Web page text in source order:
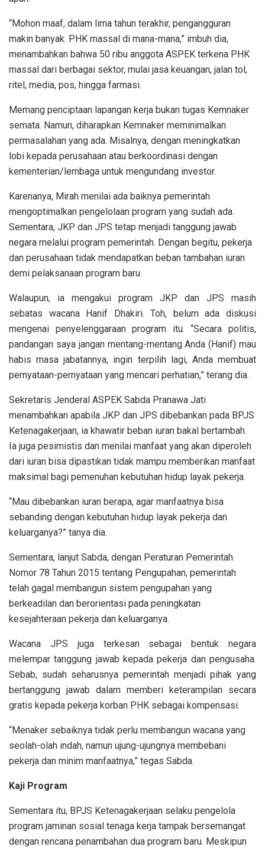
“Mohon maaf, dalam lima tahun terakhir, pengangguran
makin banyak. PHK massal di mana-mana,” imbuh dia,
menambahkan bahwa 50 ribu anggota ASPEK terkena PHK
massal dari berbagai sektor, mulai jasa keuangan, jalan tol,
ritel, media, pos, hingga farmasi.
Memang penciptaan lapangan kerja bukan tugas Kemnaker
semata. Namun, diharapkan Kemnaker meminimalkan
permasalahan yang ada. Misalnya, dengan meningkatkan
lobi kepada perusahaan atau berkoordinasi dengan
kementerian/lembaga untuk mengundang investor.
Karenanya, Mirah menilai ada baiknya pemerintah
mengoptimalkan pengelolaan program yang sudah ada.
Sementara, JKP dan JPS tetap menjadi tanggung jawab
negara melalui program pemerintah. Dengan begitu, pekerja
dan perusahaan tidak mendapatkan beban tambahan iuran
demi pelaksanaan program baru.
Walaupun, ia mengakui program JKP dan JPS masih
sebatas wacana Hanif Dhakiri. Toh, belum ada diskusi
mengenai penyelenggaraan program itu. “Secara politis,
pandangan saya jangan mentang-mentang Anda (Hanif) mau
habis masa jabatannya, ingin terpilih lagi, Anda membuat
pernyataan-pernyataan yang mencari perhatian,” terang dia.
Sekretaris Jenderal ASPEK Sabda Pranawa Jati
menambahkan apabila JKP dan JPS dibebankan pada BPJS
Ketenagakerjaan, ia khawatir beban iuran bakal bertambah.
Ia juga pesimistis dan menilai manfaat yang akan diperoleh
dari iuran bisa dipastikan tidak mampu memberikan manfaat
maksimal bagi pemenuhan kebutuhan hidup layak pekerja.
“Mau dibebankan iuran berapa, agar manfaatnya bisa
sebanding dengan kebutuhan hidup layak pekerja dan
keluarganya?” tanya dia.
Sementara, lanjut Sabda, dengan Peraturan Pemerintah
Nomor 78 Tahun 2015 tentang Pengupahan, pemerintah
telah gagal membangun sistem pengupahan yang
berkeadilan dan berorientasi pada peningkatan
kesejahteraan pekerja dan keluarganya.
Wacana JPS juga terkesan sebagai bentuk negara
melempar tanggung jawab kepada pekerja dan pengusaha.
Sebab, sudah seharusnya pemerintah menjadi pihak yang
bertanggung jawab dalam memberi keterampilan secara
gratis kepada pekerja korban PHK sebagai kompensasi.
“Menaker sebaiknya tidak perlu membangun wacana yang
seolah-olah indah, namun ujung-ujungnya membebani
pekerja dan minim manfaatnya,” tegas Sabda.
Kaji Program
Sementara itu, BPJS Ketenagakerjaan selaku pengelola
program jaminan sosial tenaga kerja tampak bersemangat
dengan rencana penambahan dua program baru. Meskipun